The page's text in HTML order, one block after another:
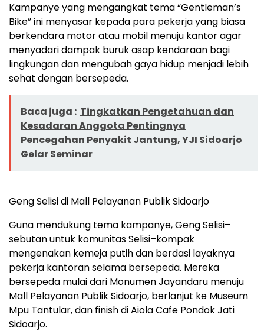
Kampanye yang mengangkat tema “Gentleman’s
Bike” ini menyasar kepada para pekerja yang biasa
berkendara motor atau mobil menuju kantor agar
menyadari dampak buruk asap kendaraan bagi
lingkungan dan mengubah gaya hidup menjadi lebih
sehat dengan bersepeda.
Baca juga : Tingkatkan Pengetahuan dan
Kesadaran Anggota Pentingnya
Pencegahan Penyakit Jantung, YJI Sidoarjo
Gelar Seminar
Geng Selisi di Mall Pelayanan Publik Sidoarjo
Guna mendukung tema kampanye, Geng Selisi–
sebutan untuk komunitas Selisi–kompak
mengenakan kemeja putih dan berdasi layaknya
pekerja kantoran selama bersepeda. Mereka
bersepeda mulai dari Monumen Jayandaru menuju
Mall Pelayanan Publik Sidoarjo, berlanjut ke Museum
Mpu Tantular, dan finish di Aiola Cafe Pondok Jati
Sidoarjo.